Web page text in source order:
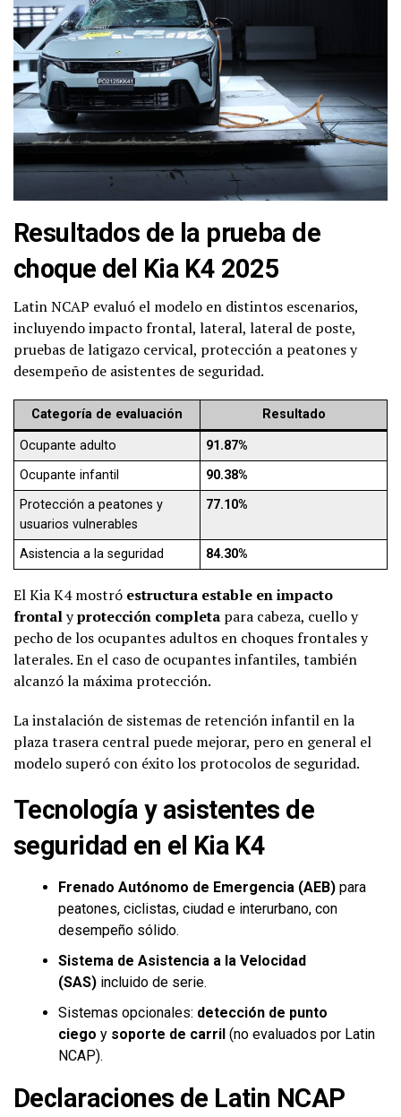
Resultados de la prueba de
choque del Kia K4 2025
Latin NCAP evaluó el modelo en distintos escenarios,
incluyendo impacto frontal, lateral, lateral de poste,
pruebas de latigazo cervical, protección a peatones y
desempeño de asistentes de seguridad.
Categoría de evaluación Resultado
Ocupante adulto
91.87%
Ocupante infantil
90.38%
Protección a peatones y
usuarios vulnerables
77.10%
Asistencia a la seguridad 84.30%
El Kia K4 mostró estructura estable en impacto
frontalyprotección completa para cabeza, cuello y
pecho de los ocupantes adultos en choques frontales y
laterales. En el caso de ocupantes infantiles, también
alcanzó la máxima protección.
La instalación de sistemas de retención infantil en la
plaza trasera central puede mejorar, pero en general el
modelo superó con éxito los protocolos de seguridad.
Tecnología y asistentes de
seguridad en el Kia K4
Frenado Autónomo de Emergencia (AEB) para
peatones, ciclistas, ciudad e interurbano, con
desempeño sólido.
Sistema de Asistencia a la Velocidad
(SAS) incluido de serie.
Sistemas opcionales: detección de punto
ciego y soporte de carril (no evaluados por Latin
NCAP).
Declaraciones de Latin NCAP